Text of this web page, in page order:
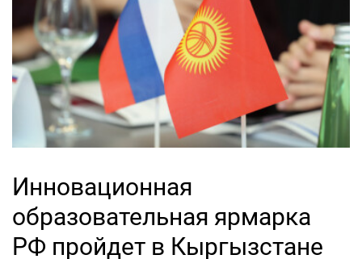
Инновационная
образовательная ярмарка
РФ пройдет в Кыргызстане